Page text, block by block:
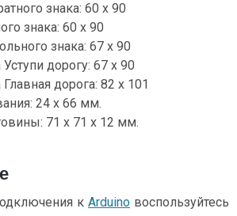
знака: 60 x 90
знака: 60 x 90
знака: 67 x 90
дорогу: 67 x 90
дорога: 82 x 101
24 х 66 мм.
71 х 71 x 12 мм.
к Arduino воспользуйтесь